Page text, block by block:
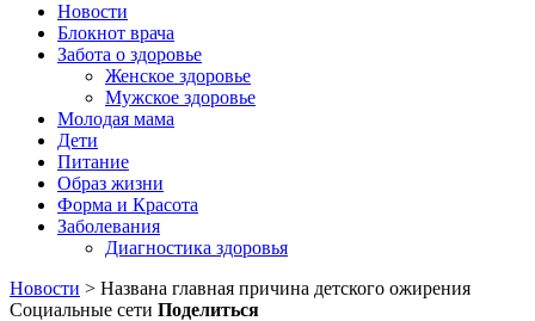
Новости
Блокнот врача
Забота о здоровье
Женское здоровье
Мужское здоровье
Молодая мама
Дети
Питание
Образ жизни
Форма и Красота
Заболевания
Диагностика здоровья
Новости > Названа главная причина детского ожирения
Социальные сети Поделиться